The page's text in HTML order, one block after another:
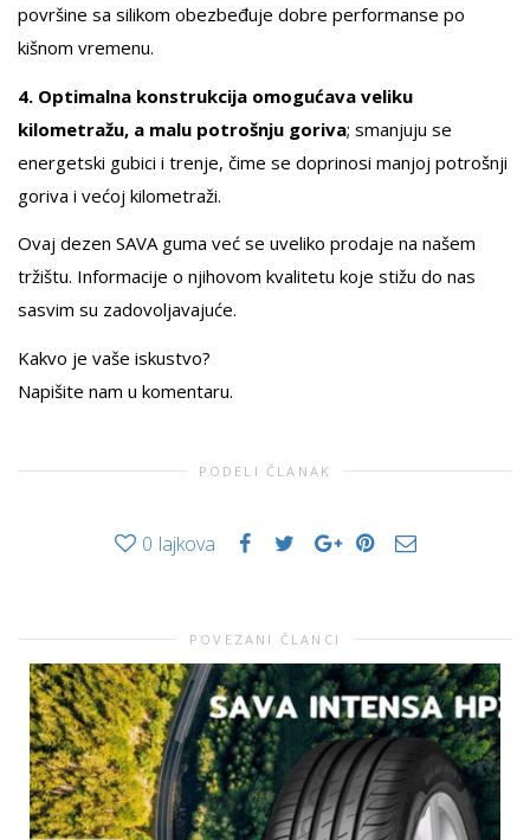
površine sa silikom obezbeđuje dobre performanse po
kišnom vremenu.
4. Optimalna konstrukcija omogućava veliku
kilometražu, a malu potrošnju goriva; smanjuju se
energetski gubici i trenje, čime se doprinosi manjoj potrošnji
goriva i većoj kilometraži.
Ovaj dezen SAVA guma već se uveliko prodaje na našem
tržištu. Informacije o njihovom kvalitetu koje stižu do nas
sasvim su zadovoljavajuće.
Kakvo je vaše iskustvo?
Napišite nam u komentaru.
PODELI ČLANAK
0 lajkova
POVEZANI ČLANCI